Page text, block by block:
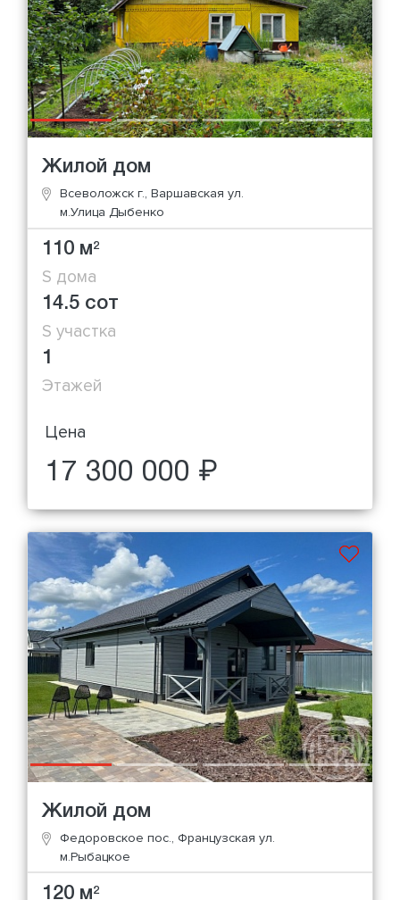
Жилой дом
Всеволожск г., Варшавская ул.
м.Улица Дыбенко
110 м2
S дома
14.5 сот
S участка
1
Этажей
Цена
17 300 000 ₽
Жилой дом
Федоровское пос., Французская ул.
м.Рыбацкое
120 м2